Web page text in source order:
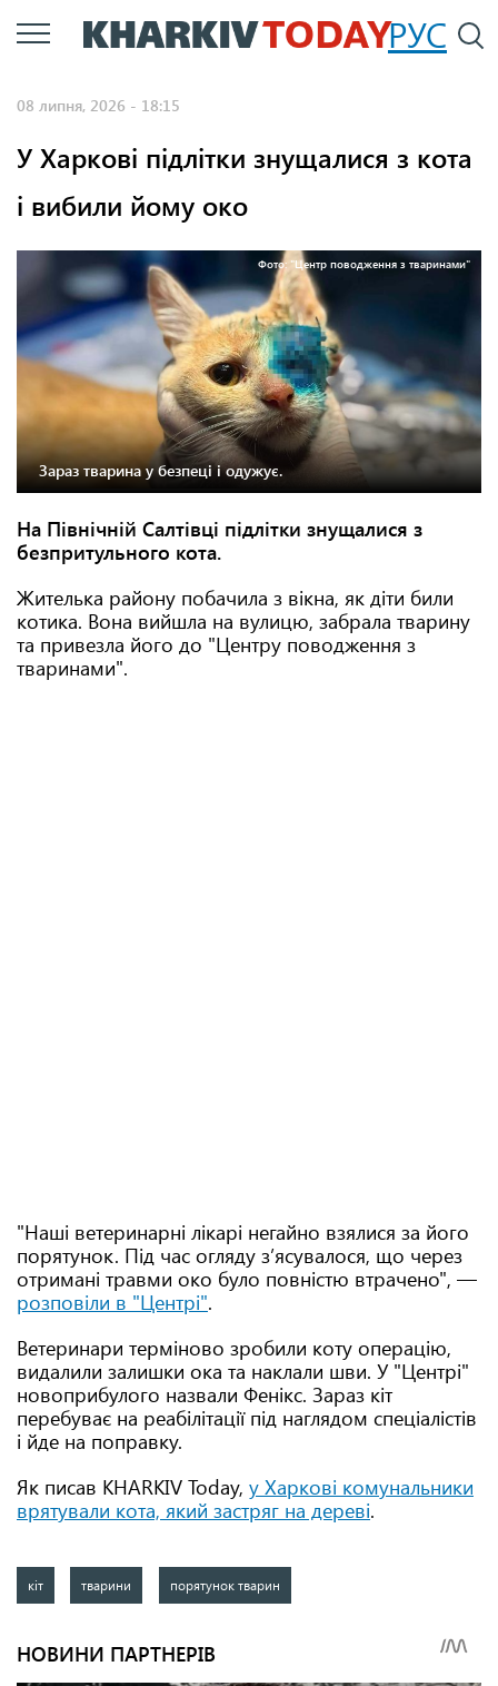
Перейти
до
РУС
08 липня, 2026 - 18:15
У Харкові підлітки знущалися з кота
і вибили йому око
Фото: "Центр поводження з тваринами"
Зараз тварина у безпеці і одужує.
На Північній Салтівці підлітки знущалися з
безпритульного кота.
Жителька району побачила з вікна, як діти били
котика. Вона вийшла на вулицю, забрала тварину
та привезла його до "Центру поводження з
тваринами".
"Наші ветеринарні лікарі негайно взялися за його
порятунок. Під час огляду з’ясувалося, що через
отримані травми око було повністю втрачено", —
розповіли в "Центрі".
Ветеринари терміново зробили коту операцію,
видалили залишки ока та наклали шви. У "Центрі"
новоприбулого назвали Фенікс. Зараз кіт
перебуває на реабілітації під наглядом спеціалістів
і йде на поправку.
Як писав KHARKIV Today, у Харкові комунальники
врятували кота, який застряг на дереві.
кіт тварини порятунок тварин